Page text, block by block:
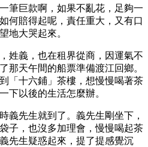
筆巨款啊，如果不亂花，足夠一
何賠得起呢，責任重大，又有口
地大哭起來。
姓義，也在租界從商，因運氣不
那天午間的船票準備渡江回鄉。
「十六鋪」茶樓，想慢慢喝著茶
下以後的生活怎麼辦。
義先生就到了。義先生剛坐下，
子，也沒多加理會，慢慢喝起茶
先生疑惑起來，提了提感覺沉